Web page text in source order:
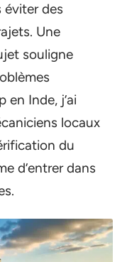
des
Une
souligne
en Inde, j’ai
locaux
du
d’entrer dans